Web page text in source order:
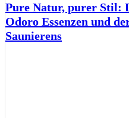
Pure Natur, purer Stil:
Odoro Essenzen und
Saunierens